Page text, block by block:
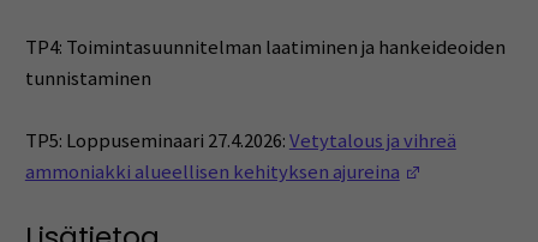
TP4: Toimintasuunnitelman laatiminen ja hankeideoiden
tunnistaminen
TP5: Loppuseminaari 27.4.2026:Vetytalous ja vihreä
ammoniakki alueellisen kehityksen ajureina